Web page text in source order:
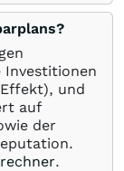
Investitionen
und
auf
der
.